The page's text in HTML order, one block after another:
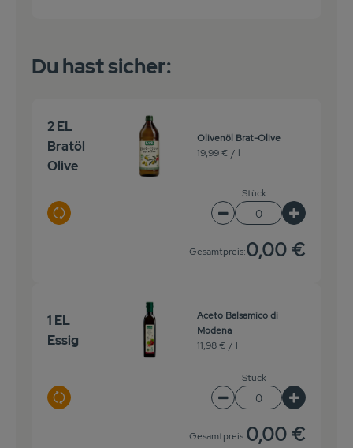
Du hast sicher:
2 EL
Bratöl
Olive
Auswahl ändern
Olivenöl Brat-Olive
19,99 € / l
Stück
Artikelanzahl
Gesamtpreis:0,00 €
1 EL
Essig
Auswahl ändern
Aceto Balsamico di
Modena
11,98 € / l
Stück
Artikelanzahl
Gesamtpreis:0,00 €